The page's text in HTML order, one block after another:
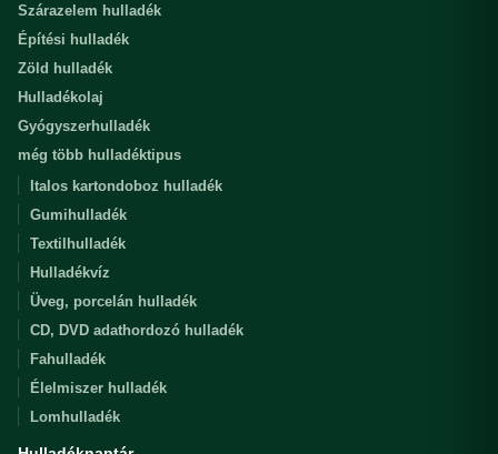
Szárazelem hulladék
Építési hulladék
Zöld hulladék
Hulladékolaj
Gyógyszerhulladék
még több hulladéktipus
Italos kartondoboz hulladék
Gumihulladék
Textilhulladék
Hulladékvíz
Üveg, porcelán hulladék
CD, DVD adathordozó hulladék
Fahulladék
Élelmiszer hulladék
Lomhulladék